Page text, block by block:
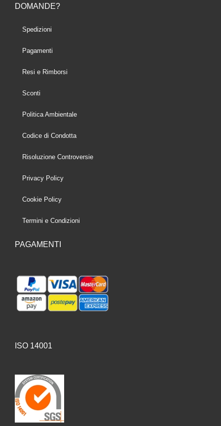
DOMANDE?
Spedizioni
Pagamenti
Resi e Rimborsi
Sconti
Politica Ambientale
Codice di Condotta
Risoluzione Controversie
Privacy Policy
Cookie Policy
Termini e Condizioni
PAGAMENTI
ISO 14001